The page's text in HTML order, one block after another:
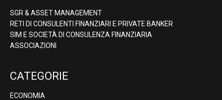
SGR & ASSET MANAGEMENT
RETI DI CONSULENTI FINANZIARI E PRIVATE BANKER
SIM E SOCIETÀ DI CONSULENZA FINANZIARIA
ASSOCIAZIONI
CATEGORIE
ECONOMIA